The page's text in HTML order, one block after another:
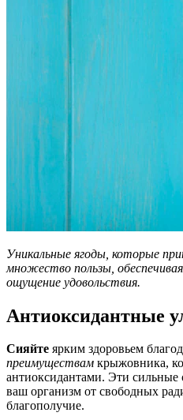
Уникальные ягоды, которые
множество пользы,
ощущение удовольствия.
Антиоксидантные
Сияйте ярким здоровьем
преимуществам крыжовника,
антиоксидантами. Эти сильные
ваш организм от свободных
благополучие.